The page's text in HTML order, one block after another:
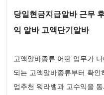
당일현금지급알바 근무
익 알바 고액단기알바
고액알바종류 어떤 업무가
되는 고액알바종류부터 확
업추천 워라밸과 고수익을